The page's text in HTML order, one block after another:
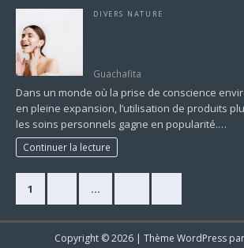
DIVERS NATURE
Guachafita
Dans un monde où la prise de conscience
en pleine expansion, l’utilisation de produits
les soins personnels gagne en popularité.…
Continuer la lecture
1 …
Copyright © 2026 | Thème WordPress par